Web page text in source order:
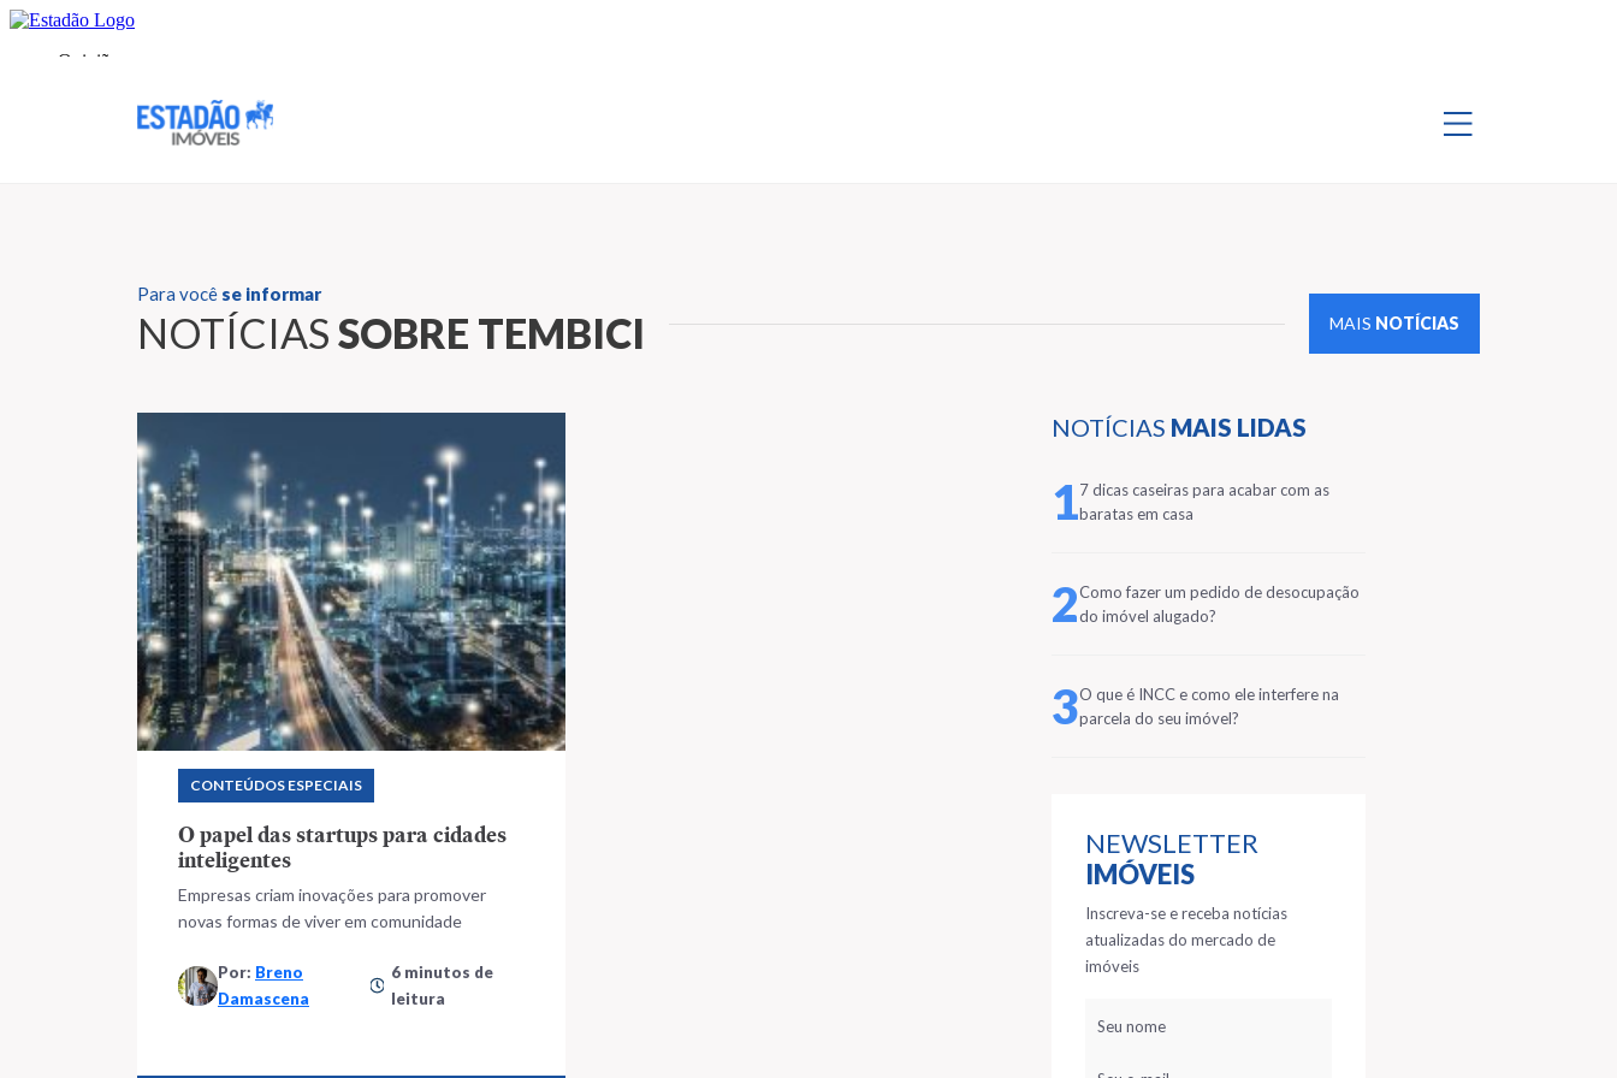
Para você se informar
NOTÍCIASSOBRE TEMBICI MAIS NOTÍCIAS
NOTÍCIAS MAIS LIDAS
17 dicas caseiras para acabar com as
baratas em casa
2Como fazer um pedido de desocupação
do imóvel alugado?
3O que é INCC e como ele interfere na
parcela do seu imóvel?
NEWSLETTER
IMÓVEIS
Inscreva-se e receba notícias
atualizadas do mercado de
imóveis
CONTEÚDOS ESPECIAIS
O papel das startups para cidades
inteligentes
Empresas criam inovações para promover
novas formas de viver em comunidade
Por: Breno
Damascena
6 minutos de
leitura